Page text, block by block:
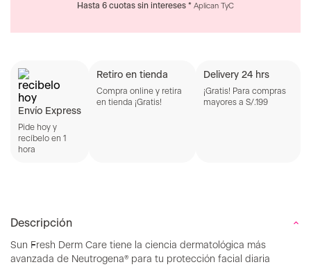
Hasta 6 cuotas sin intereses * Aplican TyC
Envío Express
Pide hoy y
recíbelo en 1
hora
Retiro en tienda
Compra online y retira
en tienda ¡Gratis!
Delivery 24 hrs
¡Gratis! Para compras
mayores a S/.199
Descripción
Sun Fresh Derm Care tiene la ciencia dermatológica más
avanzada de Neutrogena® para tu protección facial diaria